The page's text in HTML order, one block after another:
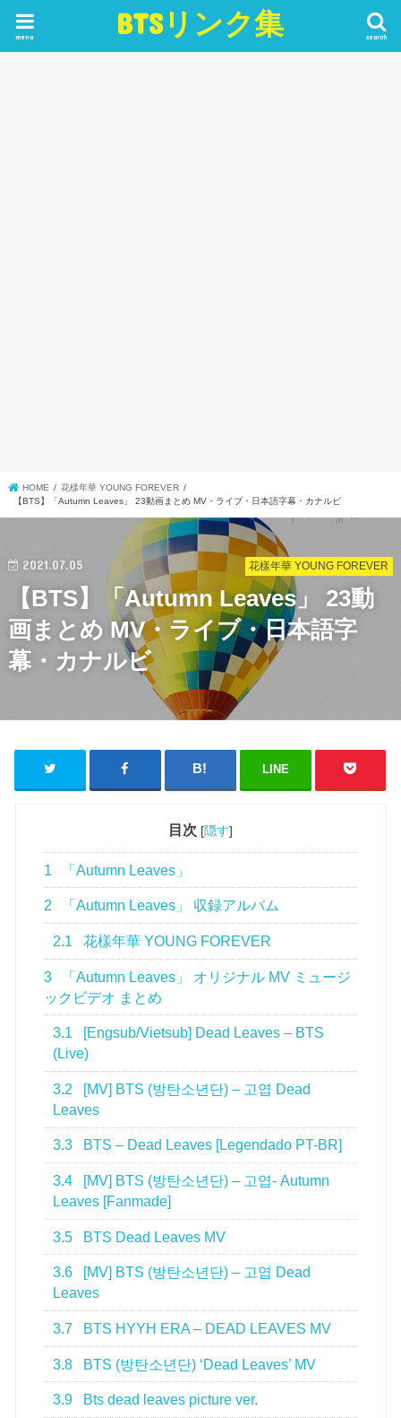
BTSリンク集 search
menu
HOME
花樣年華 YOUNG FOREVER
【BTS】「Autumn Leaves」 23動画まとめ MV・ライブ・日本語字幕・カナルビ
花樣年華 YOUNG FOREVER
2021.07.05
【BTS】「Autumn Leaves」 23動
画まとめ MV・ライブ・日本語字
幕・カナルビ
LINE
目次 [隠す]
1 「Autumn Leaves」
2 「Autumn Leaves」 収録アルバム
2.1 花樣年華 YOUNG FOREVER
3
「Autumn Leaves」 オリジナル MV ミュージ
ックビデオ まとめ
3.1
[Engsub/Vietsub] Dead Leaves – BTS
(Live)
3.2
[MV] BTS (방탄소년단) – 고엽 Dead
Leaves
3.3 BTS – Dead Leaves [Legendado PT-BR]
3.4
[MV] BTS (방탄소년단) – 고엽- Autumn
Leaves [Fanmade]
3.5 BTS Dead Leaves MV
3.6
[MV] BTS (방탄소년단) – 고엽 Dead
Leaves
3.7 BTS HYYH ERA – DEAD LEAVES MV
3.8 BTS (방탄소년단) ‘Dead Leaves’ MV
3.9 Bts dead leaves picture ver.